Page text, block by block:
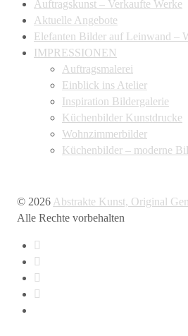
Auftragskunst – Verkaufte Werke
Aktuelle Angebote
Elefanten Bilder auf Leinwand –
IMPRESSIONEN
Auftragsmalerei
Einblick ins Atelier
Inspiration Bildergalerie
Küchenbilder Kunstdrucke
Wohnzimmerbilder
Küchenbilder – moderne
© 2026 Abstrakte Kunst, Original
Alle Rechte vorbehalten